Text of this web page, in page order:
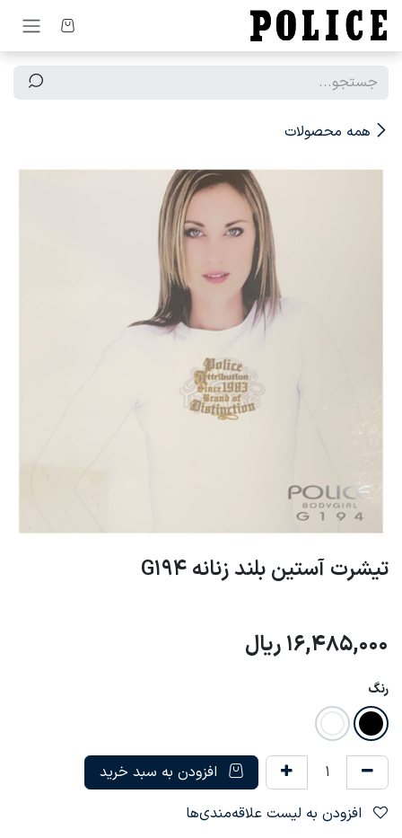
صرف نظر و مشاهده محتوا
همه محصولات
تیشرت آستین بلند زنانه G194
16,485,000 ریال
رنگ
افزودن به سبد خرید